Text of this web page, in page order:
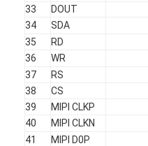
Industriële LCD Monitor
Kleine Tft-scherm
amoled vertoning
33
DOUT
34
SDA
35
RD
36
WR
37
RS
38
CS
39
MIPI CLKP
40
MIPI CLKN
41
MIPI D0P